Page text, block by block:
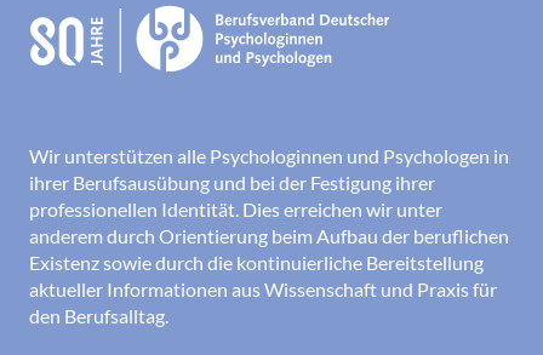
Wir unterstützen alle Psychologinnen und Psychologen in
ihrer Berufsausübung und bei der Festigung ihrer
professionellen Identität. Dies erreichen wir unter
anderem durch Orientierung beim Aufbau der beruflichen
Existenz sowie durch die kontinuierliche Bereitstellung
aktueller Informationen aus Wissenschaft und Praxis für
den Berufsalltag.